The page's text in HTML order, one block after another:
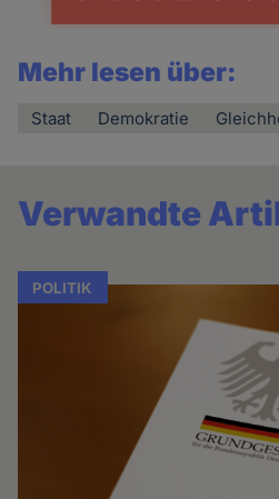
Mehr lesen über:
Staat Demokratie
Verwandte
POLITIK